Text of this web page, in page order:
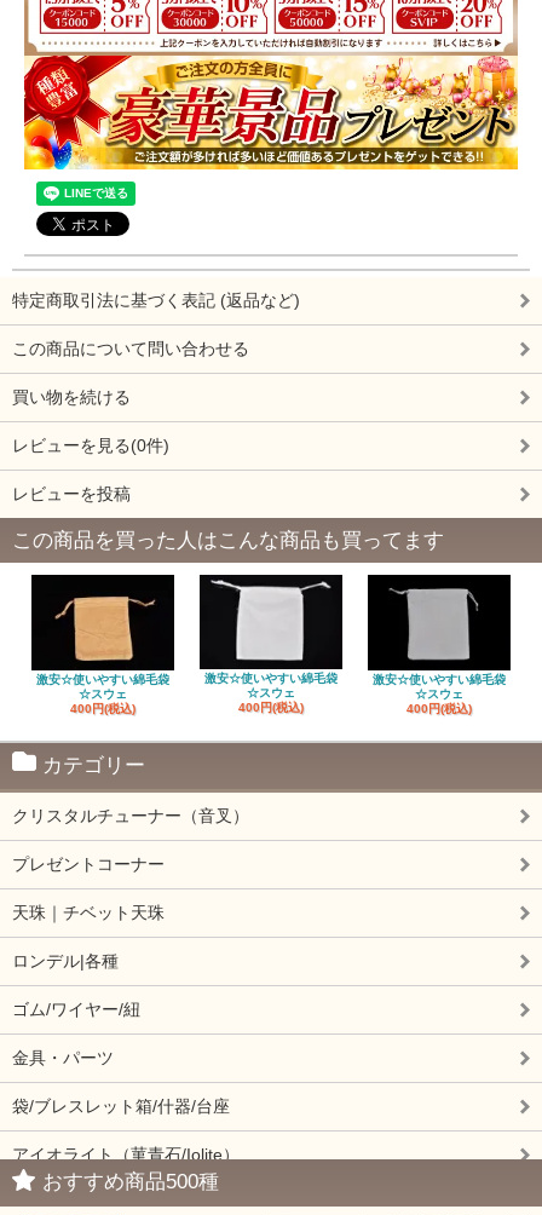
特定商取引法に基づく表記 (返品など)
この商品について問い合わせる
買い物を続ける
レビューを見る(0件)
レビューを投稿
この商品を買った人はこんな商品も買ってます
激安☆使いやすい綿毛袋
☆スウェ
400円(税込)
激安☆使いやすい綿毛袋
☆スウェ
400円(税込)
激安☆使いやすい綿毛袋
☆スウェ
400円(税込)
カテゴリー
クリスタルチューナー（音叉）
プレゼントコーナー
天珠｜チベット天珠
ロンデル|各種
ゴム/ワイヤー/紐
金具・パーツ
袋/ブレスレット箱/什器/台座
アイオライト（菫青石/Iolite）
アイドクレーズ（Idocrase）（別名ベスビアナイト）
おすすめ商品500種